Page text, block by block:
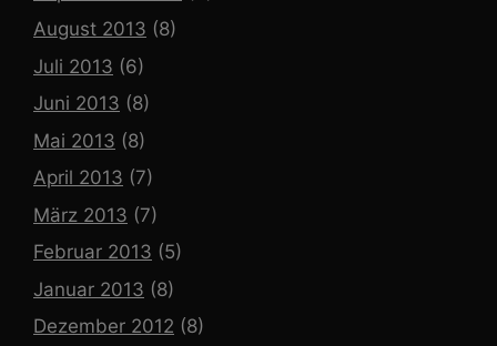
August 2013 (8)
Juli 2013 (6)
Juni 2013 (8)
Mai 2013 (8)
April 2013 (7)
März 2013 (7)
Februar 2013 (5)
Januar 2013 (8)
Dezember 2012 (8)